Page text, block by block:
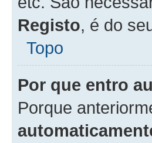
Registo, é do
Topo
Por que entro
Porque